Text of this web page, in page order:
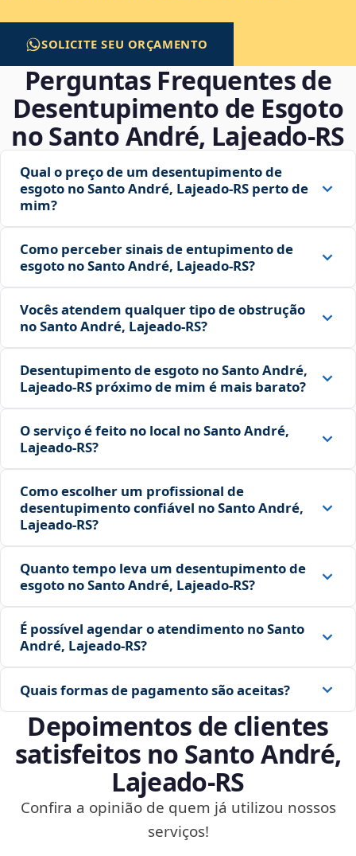
SOLICITE SEU ORÇAMENTO
Perguntas Frequentes de
Desentupimento de Esgoto
no Santo André, Lajeado‑RS
Qual o preço de um desentupimento de
esgoto no Santo André, Lajeado‑RS perto de
mim?
Como perceber sinais de entupimento de
esgoto no Santo André, Lajeado‑RS?
Vocês atendem qualquer tipo de obstrução
no Santo André, Lajeado‑RS?
Desentupimento de esgoto no Santo André,
Lajeado‑RS próximo de mim é mais barato?
O serviço é feito no local no Santo André,
Lajeado‑RS?
Como escolher um profissional de
desentupimento confiável no Santo André,
Lajeado‑RS?
Quanto tempo leva um desentupimento de
esgoto no Santo André, Lajeado‑RS?
É possível agendar o atendimento no Santo
André, Lajeado‑RS?
Quais formas de pagamento são aceitas?
Depoimentos de clientes
satisfeitos no Santo André,
Lajeado‑RS
Confira a opinião de quem já utilizou nossos
serviços!